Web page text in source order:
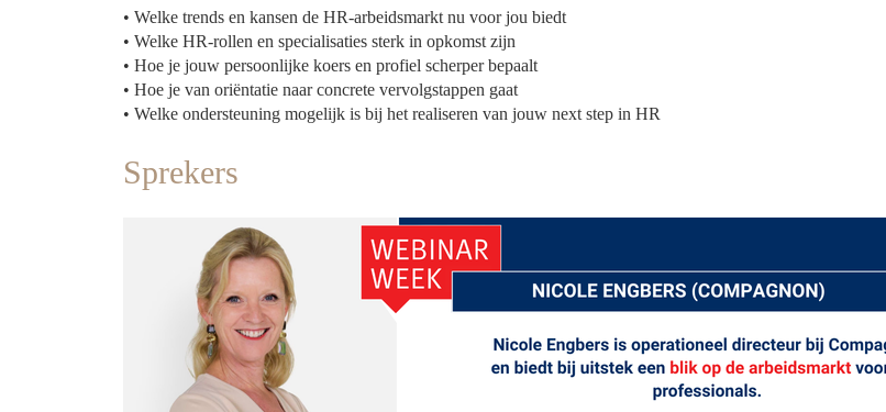
• Welke trends en kansen de HR-arbeidsmarkt nu voor jou biedt
• Welke HR-rollen en specialisaties sterk in opkomst zijn
• Hoe je jouw persoonlijke koers en profiel scherper bepaalt
• Hoe je van oriëntatie naar concrete vervolgstappen gaat
• Welke ondersteuning mogelijk is bij het realiseren van jouw next step in HR
Sprekers